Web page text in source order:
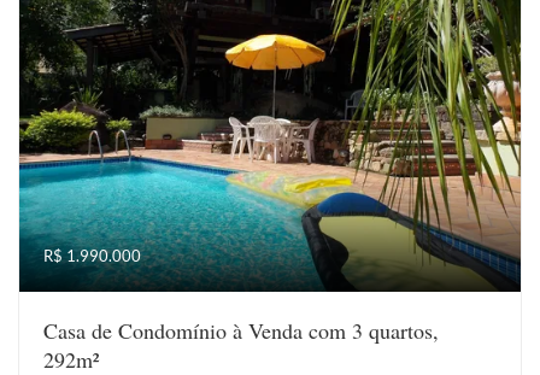
R$ 1.990.000
Casa de Condomínio à Venda com 3 quartos,
292m²